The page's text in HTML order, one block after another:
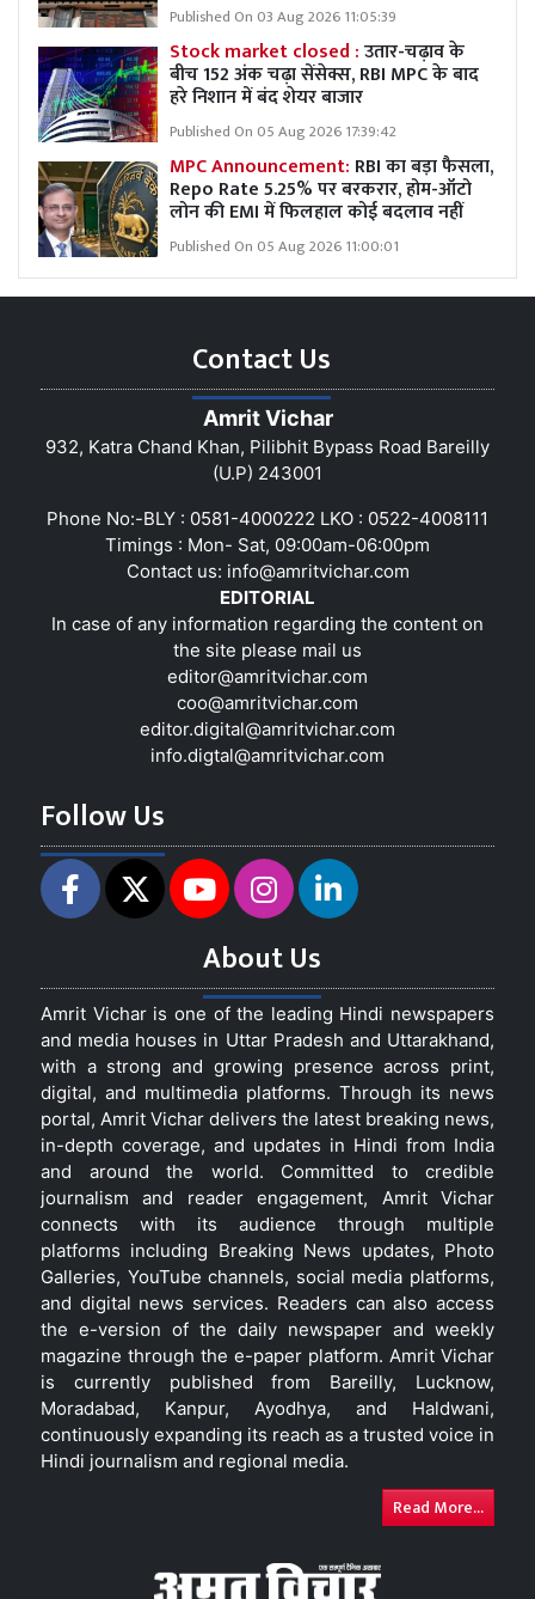
Published On 03 Aug 2026 11:05:39
Stock market closed :उतार-चढ़ाव के
बीच 152 अंक चढ़ा सेंसेक्स, RBI MPC के बाद
हरे निशान में बंद शेयर बाजार
Published On 05 Aug 2026 17:39:42
MPC Announcement: RBI का बड़ा फैसला,
Repo Rate 5.25% पर बरकरार, होम-ऑटो
लोन की EMI में फिलहाल कोई बदलाव नहीं
Published On 05 Aug 2026 11:00:01
Contact Us
Amrit Vichar
932, Katra Chand Khan, Pilibhit Bypass Road Bareilly
(U.P) 243001
Phone No:-BLY : 0581-4000222 LKO : 0522-4008111
Timings : Mon- Sat, 09:00am-06:00pm
Contact us: info@amritvichar.com
EDITORIAL
In case of any information regarding the content on
the site please mail us
editor@amritvichar.com
coo@amritvichar.com
editor.digital@amritvichar.com
info.digtal@amritvichar.com
Follow Us
About Us
Amrit Vichar is one of the leading Hindi newspapers
and media houses in Uttar Pradesh and Uttarakhand,
with a strong and growing presence across print,
digital, and multimedia platforms. Through its news
portal, Amrit Vichar delivers the latest breaking news,
in-depth coverage, and updates in Hindi from India
and around the world. Committed to credible
journalism and reader engagement, Amrit Vichar
connects with its audience through multiple
platforms including Breaking News updates, Photo
Galleries, YouTube channels, social media platforms,
and digital news services. Readers can also access
the e-version of the daily newspaper and weekly
magazine through the e-paper platform. Amrit Vichar
is currently published from Bareilly, Lucknow,
Moradabad, Kanpur, Ayodhya, and Haldwani,
continuously expanding its reach as a trusted voice in
Hindi journalism and regional media.
Read More...